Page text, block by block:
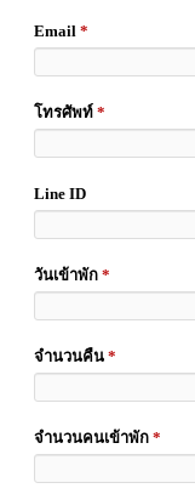
Email *
โทรศัพท์ *
Line ID
วันเข้าพัก *
จำนวนคืน *
จำนวนคนเข้าพัก *